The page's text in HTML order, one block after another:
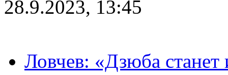
28.9.2023, 13:45
Ловчев: «Дзюба станет